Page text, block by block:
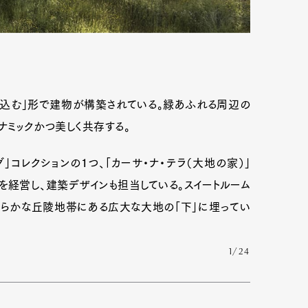
Pen international
む」形で建物が構築されている。緑あふれる周辺の
ミックかつ美しく共存する。
レクションの１つ、「カーサ・ナ・テラ（大地の家）」
経営し、建築デザインも担当している。スイートルーム
かな丘陵地帯にある広大な大地の「下」に埋ってい
1/24